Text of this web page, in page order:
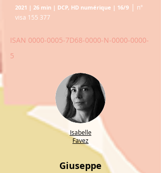
2021 | 26 min | DCP, HD numérique | 16/9 | n°
visa 155 377
ISAN 0000-0005-7D68-0000-N-0000-0000-
5
Isabelle
Favez
Giuseppe